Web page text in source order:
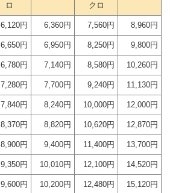
ロ
クロ
6,120円 6,360円 7,560円 8,960円
6,650円 6,950円 8,250円 9,800円
6,780円 7,140円 8,580円 10,260円
7,280円 7,700円 9,240円 11,130円
7,840円 8,240円 10,000円 12,000円
8,370円 8,820円 10,620円 12,870円
8,900円 9,400円 11,400円 13,700円
9,350円 10,010円 12,100円 14,520円
9,600円 10,200円 12,480円 15,120円